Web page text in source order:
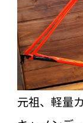
元祖、軽量